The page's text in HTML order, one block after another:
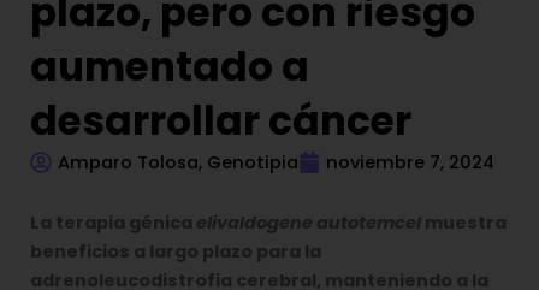
plazo, pero con riesgo
aumentado a
desarrollar cáncer
Amparo Tolosa, Genotipia noviembre 7, 2024
La terapia génica elivaldogene autotemcel muestra
beneficios a largo plazo para la
adrenoleucodistrofia cerebral, manteniendo a la